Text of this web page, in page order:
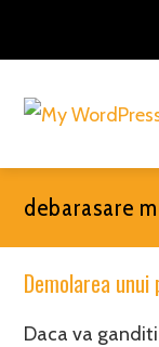
debarasare
Demolarea
Daca va